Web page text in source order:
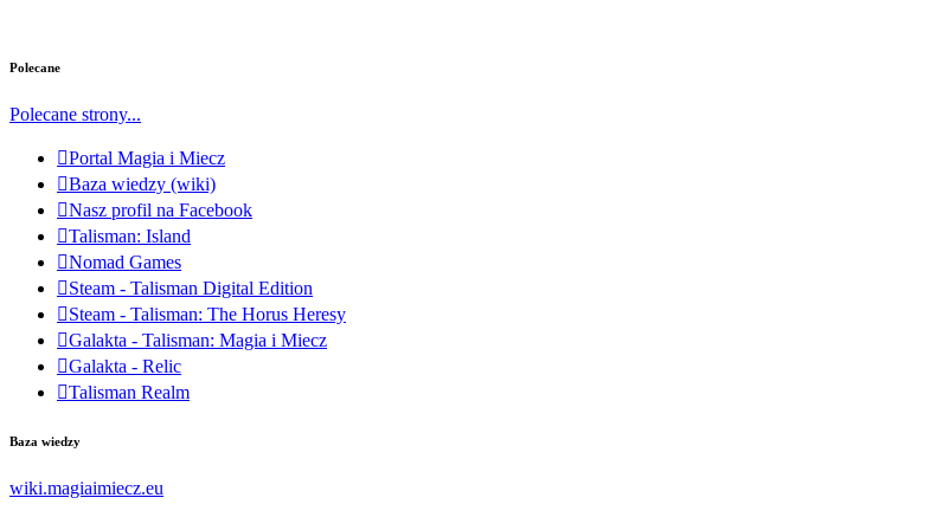
Polecane
Polecane strony...
Portal Magia i Miecz
Baza wiedzy (wiki)
Nasz profil na Facebook
Talisman: Island
Nomad Games
Steam - Talisman Digital Edition
Steam - Talisman: The Horus Heresy
Galakta - Talisman: Magia i Miecz
Galakta - Relic
Talisman Realm
Baza wiedzy
wiki.magiaimiecz.eu